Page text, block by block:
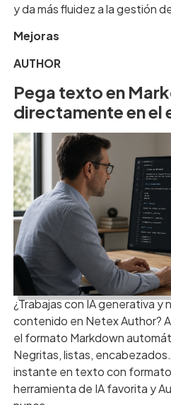
y da más fluidez a la gestión
Mejoras
AUTHOR
Pega texto en
directamente en el
¿Trabajas con IA generativa y
contenido en Netex Author?
el formato Markdown
Negritas, listas,
instante en texto con
herramienta de IA favorita y